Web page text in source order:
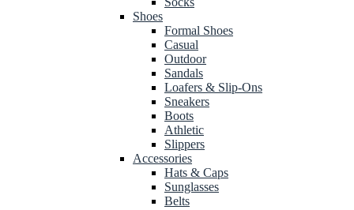
Shoes
Formal Shoes
Casual
Outdoor
Sandals
Loafers & Slip-Ons
Sneakers
Boots
Athletic
Slippers
Accessories
Hats & Caps
Sunglasses
Belts